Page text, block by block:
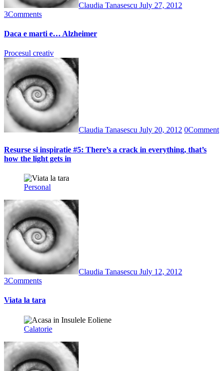
Claudia Tanasescu July 27, 2012
3Comments
Daca e marti e… Alzheimer
Procesul creativ
Claudia Tanasescu July 20, 2012 0Comment
Resurse si inspiratie #5: There’s a crack in everything, that’s
how the light gets in
Personal
Claudia Tanasescu July 12, 2012
3Comments
Viata la tara
Calatorie